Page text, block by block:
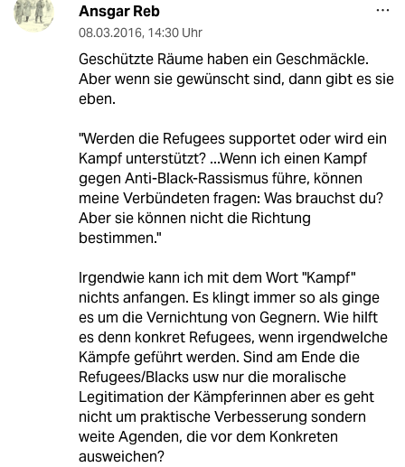
Ansgar Reb
08.03.2016, 14:30 Uhr
Geschützte Räume haben ein Geschmäckle.
Aber wenn sie gewünscht sind, dann gibt es sie
eben.
"Werden die Refugees supportet oder wird ein
Kampf unterstützt? ...Wenn ich einen Kampf
gegen Anti-Black-Rassismus führe, können
meine Verbündeten fragen: Was brauchst du?
Aber sie können nicht die Richtung
bestimmen."
Irgendwie kann ich mit dem Wort "Kampf"
nichts anfangen. Es klingt immer so als ginge
es um die Vernichtung von Gegnern. Wie hilft
es denn konkret Refugees, wenn irgendwelche
Kämpfe geführt werden. Sind am Ende die
Refugees/Blacks usw nur die moralische
Legitimation der Kämpferinnen aber es geht
nicht um praktische Verbesserung sondern
weite Agenden, die vor dem Konkreten
ausweichen?